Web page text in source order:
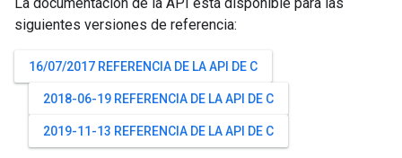
siguientes versiones de referencia:
16/07/2017 REFERENCIA DE LA API DE C
2018-06-19 REFERENCIA DE LA API DE C
2019-11-13 REFERENCIA DE LA API DE C